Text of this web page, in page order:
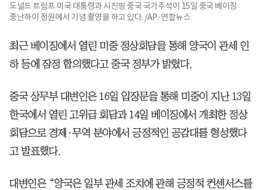
도널드 트럼프 미국 대통령과 시진핑 중국 국가주석이 15일 중국 베이징
중난하이 정원에서 기념 촬영을 하고 있다. /AP·연합뉴스
최근 베이징에서 열린 미중 정상회담을 통해 양국이 관세 인
하 등에 잠정 합의했다고 중국 정부가 밝혔다.
중국 상무부 대변인은 16일 입장문을 통해 미중이 지난 13일
한국에서 열린 고위급 회담과 14일 베이징에서 개최한 정상
회담으로 경제·무역 분야에서 긍정적인 공감대를 형성했다
고 발표했다.
대변인은 “양국은 일부 관세 조치에 관해 긍정적 컨센서스를